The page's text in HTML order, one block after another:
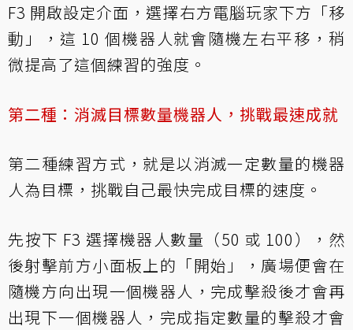
F3 開啟設定介面，選擇右方電腦玩家下方「移
動」，這 10 個機器人就會隨機左右平移，稍
微提高了這個練習的強度。
第二種：消滅目標數量機器人，挑戰最速成就
第二種練習方式，就是以消滅一定數量的機器
人為目標，挑戰自己最快完成目標的速度。
先按下 F3 選擇機器人數量（50 或 100），然
後射擊前方小面板上的「開始」，廣場便會在
隨機方向出現一個機器人，完成擊殺後才會再
出現下一個機器人，完成指定數量的擊殺才會